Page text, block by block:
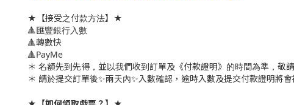
★【接受之付款方法】★
🔺匯豐銀行入數
🔺轉數快
🔺PayMe
＊ 名額先到先得，並以我們收到訂單及《付款證明》的時間為準，敬
＊ 請於提交訂單後✨兩天內✨入數確認，逾時入數及提交付款證明將